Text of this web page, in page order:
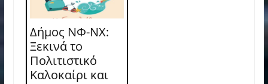
Δήμος ΝΦ-ΝΧ:
Ξεκινά το
Πολιτιστικό
Καλοκαίρι και